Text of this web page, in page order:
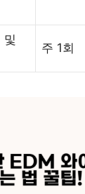
및
주 1회